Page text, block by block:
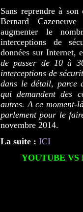
Sans reprendre à
Bernard
augmenter le
interceptions de
données sur Internet,
de passer de 10 à
interceptions de
dans le détail, parce
qui demandent des
autres. A ce moment-
parlement pour le
novembre 2014.
La suite : ICI
YOUTUBE